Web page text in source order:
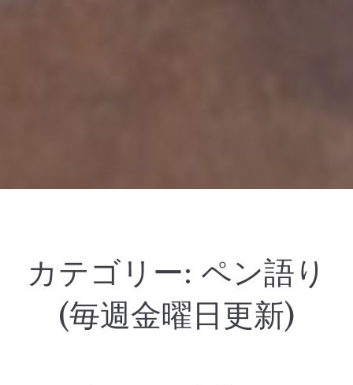
カテゴリー: ペン語り
(毎週金曜日更新)